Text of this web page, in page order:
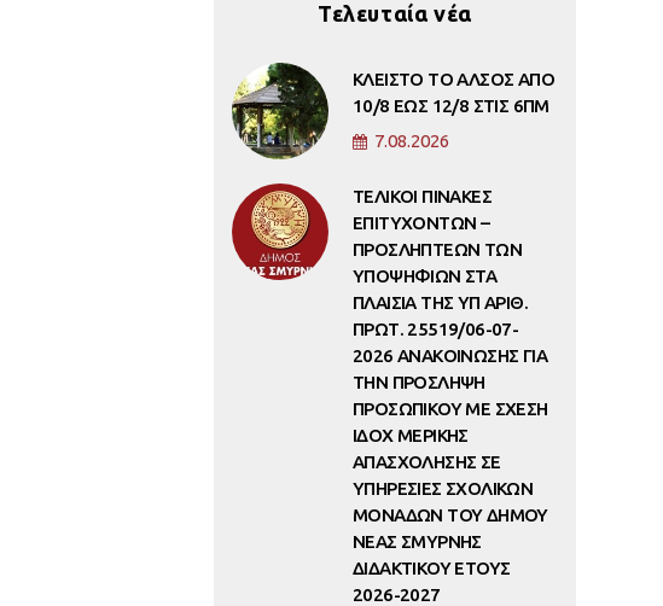
Τελευταία νέα
ΚΛΕΙΣΤΟ ΤΟ ΑΛΣΟΣ ΑΠΟ
10/8 ΕΩΣ 12/8 ΣΤΙΣ 6ΠΜ
7.08.2026
ΤΕΛΙΚΟΙ ΠΙΝΑΚΕΣ
ΕΠΙΤΥΧΟΝΤΩΝ –
ΠΡΟΣΛΗΠΤΕΩΝ ΤΩΝ
ΥΠΟΨΗΦΙΩΝ ΣΤΑ
ΠΛΑΙΣΙΑ ΤΗΣ ΥΠ ΑΡΙΘ.
ΠΡΩΤ. 25519/06-07-
2026 ΑΝΑΚΟΙΝΩΣΗΣ ΓΙΑ
ΤΗΝ ΠΡΟΣΛΗΨΗ
ΠΡΟΣΩΠΙΚΟΥ ΜΕ ΣΧΕΣΗ
ΙΔΟΧ ΜΕΡΙΚΗΣ
ΑΠΑΣΧΟΛΗΣΗΣ ΣΕ
ΥΠΗΡΕΣΙΕΣ ΣΧΟΛΙΚΩΝ
ΜΟΝΑΔΩΝ ΤΟΥ ΔΗΜΟΥ
ΝΕΑΣ ΣΜΥΡΝΗΣ
ΔΙΔΑΚΤΙΚΟΥ ΕΤΟΥΣ
2026-2027